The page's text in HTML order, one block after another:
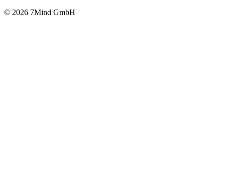
© 2026 7Mind GmbH